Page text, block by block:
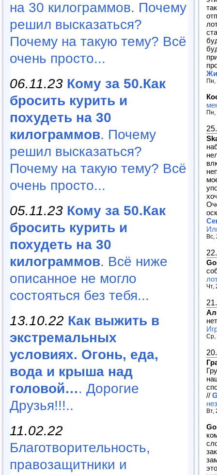
на 30 килограммов. Почему
решил высказаться?
Почему на такую тему? Всё
очень просто...
06.11.23 Кому за 50.Как
бросить курить и
похудеть на 30
килограммов. Почему
решил высказаться?
Почему на такую тему? Всё
очень просто...
05.11.23 Кому за 50.Как
бросить курить и
похудеть на 30
килограммов. Всё ниже
описанное не могло
состояться без тебя...
13.10.22 Как выжить в
экстремальных
условиях. Огонь, еда,
вода и крыша над
головой…. Дорогие
Друзья!!!..
11.02.22
Благотворительность,
правозащитники и
Пн,
Пн,
Вс,
Чт,
Ср,
//
Вт,